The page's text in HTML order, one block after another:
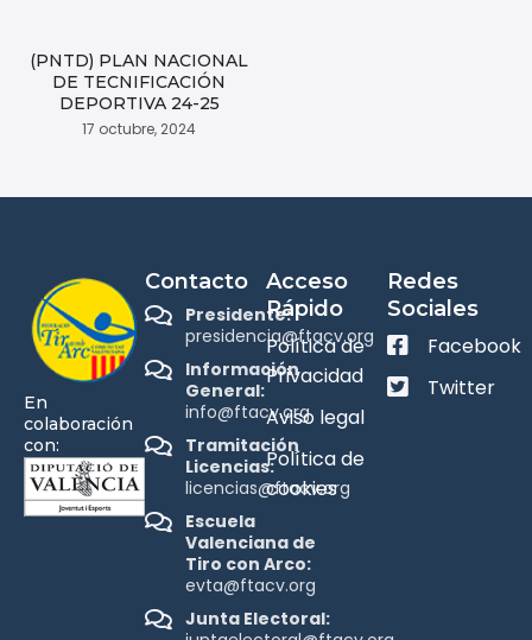
(PNTD) PLAN NACIONAL
DE TECNIFICACIÓN
DEPORTIVA 24-25
17 octubre, 2024
En
colaboración
con:
Contacto
Presidente:
presidencia@ftacv.org
Información
General:
info@ftacv.org
Tramitación
Licencias:
licencias@ftacv.org
Escuela
Valenciana de
Tiro con Arco:
evta@ftacv.org
Junta Electoral:
Acceso
Rápido
Política de
Privacidad
Aviso legal
Política de
cookies
Redes
Sociales
Facebook
Twitter